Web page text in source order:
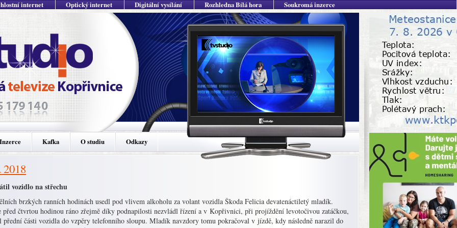
internet Optický internet Digitální vysílání Rozhledna Bílá hora Soukromá inzerce
Inzerce Kafka O studiu Odkazy
2018
vozidlo na střechu
brzkých ranních hodinách usedl pod vlivem alkoholu za volant vozidla Škoda Felicia devatenáctiletý mladík.
před čtvrtou hodinou ráno zřejmě díky podnapilosti nezvládl řízení a v Kopřivnici, při projíždění levotočivou zatáčkou,
přední části vozidla do vzpěry telefonního sloupu. Mladík navzdory tomu pokračoval v jízdě, kdy následně narazil do